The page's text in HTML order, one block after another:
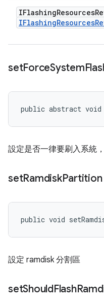
IFlashingResources
IFlashingResources
setForceSystem
public abstract void
設定是否一律要刷入系統
setRamdiskPartition
public void
設定 ramdisk 分割區
setShouldFlash